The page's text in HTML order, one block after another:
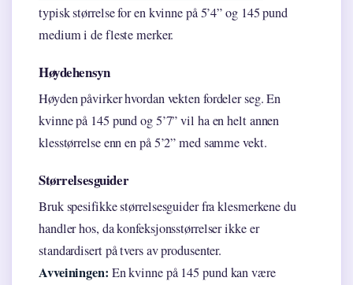
typisk størrelse for en kvinne på 5’4” og 145 pund
medium i de fleste merker.
Høydehensyn
Høyden påvirker hvordan vekten fordeler seg. En
kvinne på 145 pund og 5’7” vil ha en helt annen
klesstørrelse enn en på 5’2” med samme vekt.
Størrelsesguider
Bruk spesifikke størrelsesguider fra klesmerkene du
handler hos, da konfeksjonsstørrelser ikke er
standardisert på tvers av produsenter.
Avveiningen: En kvinne på 145 pund kan være